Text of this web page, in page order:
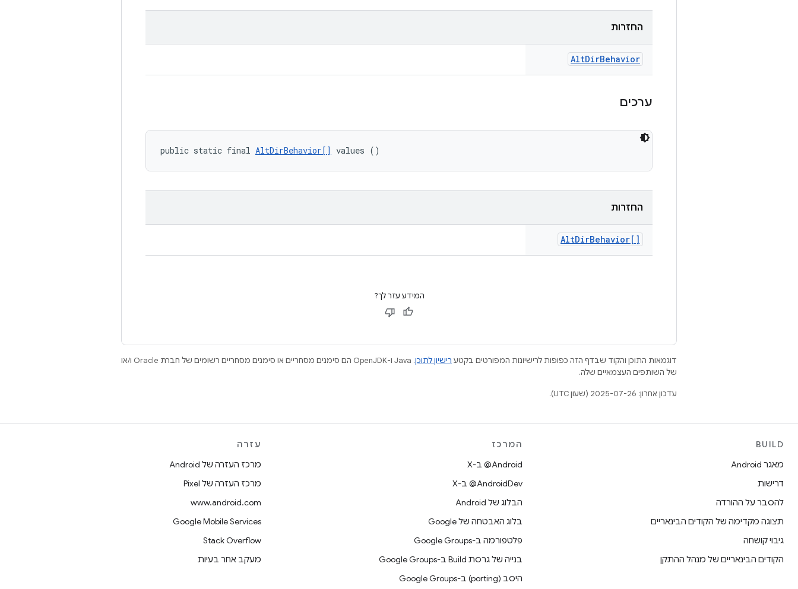
החזרות
AltDirBehavior
ערכים
public static final AltDirBehavior[] values ()
החזרות
AltDirBehavior[]
המידע עזר לך?
דוגמאות התוכן והקוד שבדף הזה כפופות לרישיונות המפורטים בקטע רישיון לתוכן
.‏ Java ו-OpenJDK הם סימנים מסחריים או סימנים מסחריים רשומים של חברת Oracle ו/או
של השותפים העצמאיים שלה.
עדכון אחרון: 2025-07-26 (שעון UTC).
BUILD
מאגר Android
דרישות
להסבר על ההורדה
תצוגה מקדימה של הקודים הבינאריים
גיבוי קושחה
הקודים הבינאריים של מנהל ההתקן
המרכז
‫‎@Android ב-X
‫‎@AndroidDev ב-X
הבלוג של Android
בלוג האבטחה של Google
פלטפורמה ב-Google Groups
בנייה של גרסת Build ב-Google Groups
היסב (porting) ב-Google Groups
עזרה
מרכז העזרה של Android
מרכז העזרה של Pixel
www.android.com
Google Mobile Services
Stack Overflow
מעקב אחר בעיות